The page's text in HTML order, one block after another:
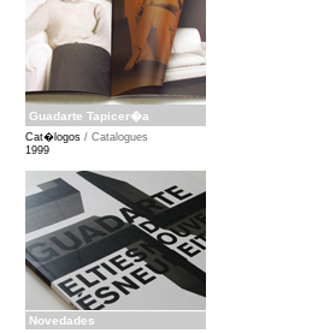
Guadarte Tapicer�a
Cat�logos / Catalogues
1999
Novedades